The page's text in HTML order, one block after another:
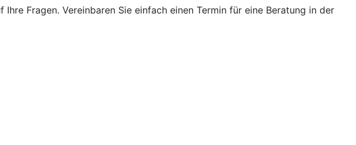
Fragen. Vereinbaren Sie einfach einen Termin für eine Beratung in der